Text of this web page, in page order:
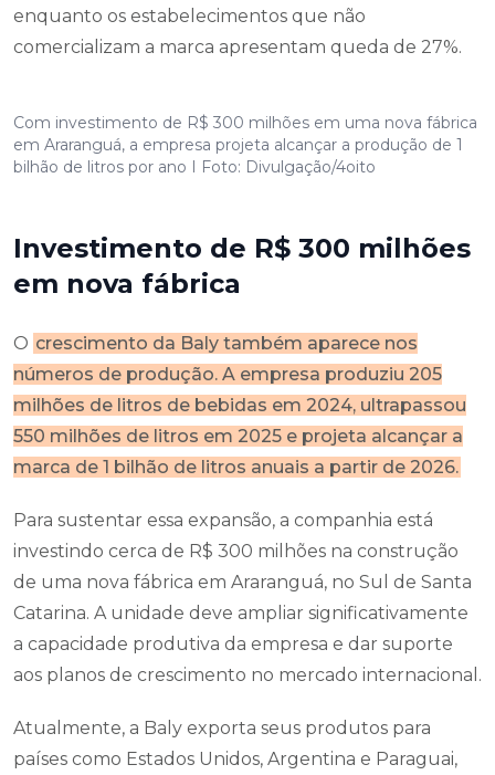
enquanto os estabelecimentos que não
comercializam a marca apresentam queda de 27%.
Com investimento de R$ 300 milhões em uma nova fábrica
em Araranguá, a empresa projeta alcançar a produção de 1
bilhão de litros por ano I Foto: Divulgação/4oito
Investimento de R$ 300 milhões
em nova fábrica
O crescimento da Baly também aparece nos
números de produção. A empresa produziu 205
milhões de litros de bebidas em 2024, ultrapassou
550 milhões de litros em 2025 e projeta alcançar a
marca de 1 bilhão de litros anuais a partir de 2026.
Para sustentar essa expansão, a companhia está
investindo cerca de R$ 300 milhões na construção
de uma nova fábrica em Araranguá, no Sul de Santa
Catarina. A unidade deve ampliar significativamente
a capacidade produtiva da empresa e dar suporte
aos planos de crescimento no mercado internacional.
Atualmente, a Baly exporta seus produtos para
países como Estados Unidos, Argentina e Paraguai,